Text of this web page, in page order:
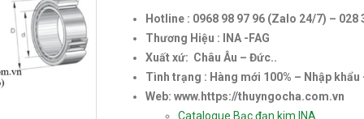
Hotline : 0968 98 97 96 (Zalo 24/7) – 028
Thương Hiệu : INA -FAG
Xuất xứ: Châu Âu – Đức..
Tình trạng : Hàng mới 100% – Nhập
Web: www.https://thuyngocha.com.vn
Catalogue Bạc đạn kim INA